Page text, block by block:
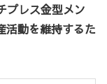
プレス金型メン
活動を維持するた